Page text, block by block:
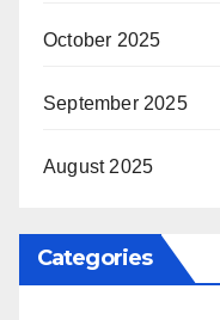
October 2025
September 2025
August 2025
Categories